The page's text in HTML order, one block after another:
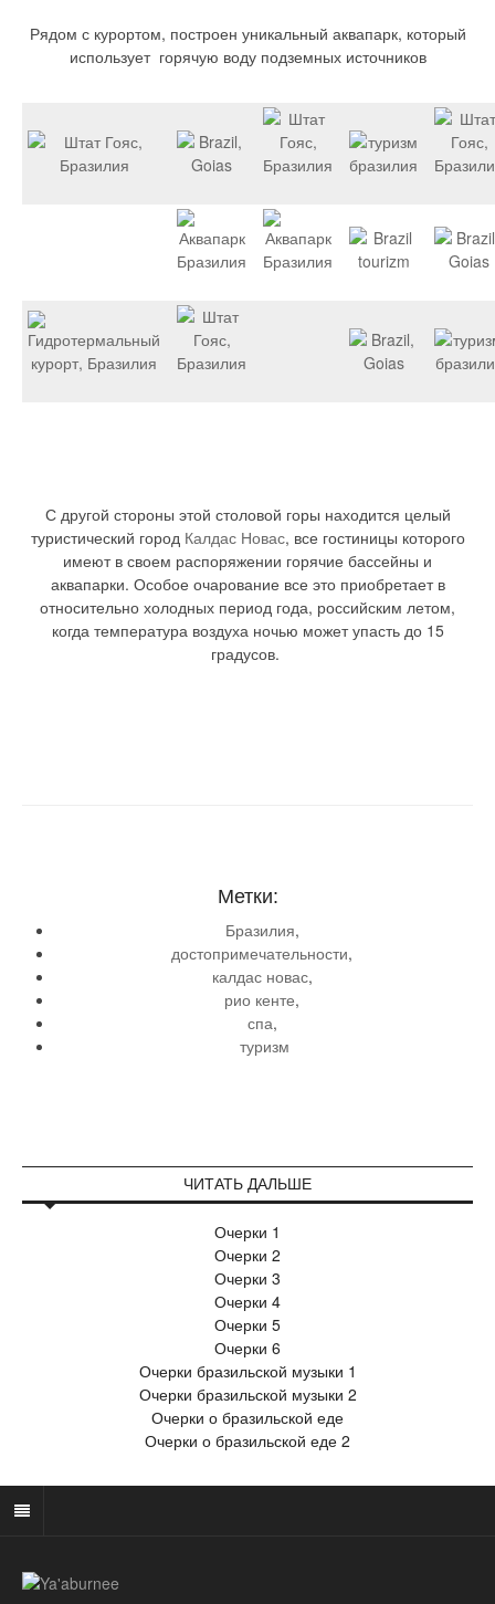
Рядом с курортом, построен уникальный аквапарк, который
использует горячую воду подземных источников
С другой стороны этой столовой горы находится целый
туристический город Калдас Новас, все гостиницы которого
имеют в своем распоряжении горячие бассейны и
аквапарки. Особое очарование все это приобретает в
относительно холодных период года, российским летом,
когда температура воздуха ночью может упасть до 15
градусов.
Метки:
Бразилия,
достопримечательности,
калдас новас,
рио кенте,
спа,
туризм
ЧИТАТЬ ДАЛЬШЕ
Очерки 1
Очерки 2
Очерки 3
Очерки 4
Очерки 5
Очерки 6
Очерки бразильской музыки 1
Очерки бразильской музыки 2
Очерки о бразильской еде
Очерки о бразильской еде 2